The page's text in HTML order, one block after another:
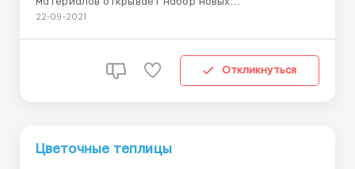
работников.Мужчины до 55 лет. Требуются
Рабочий день с 8:00-20:00. С Понедельника по ...
22-09-2021
Откликнуться
Цветочные теплицы